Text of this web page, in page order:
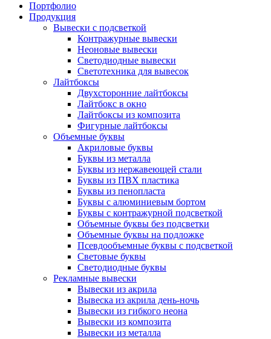
Портфолио
Продукция
Вывески с подсветкой
Контражурные вывески
Неоновые вывески
Светодиодные вывески
Светотехника для вывесок
Лайтбоксы
Двухсторонние лайтбоксы
Лайтбокс в окно
Лайтбоксы из композита
Фигурные лайтбоксы
Объемные буквы
Акриловые буквы
Буквы из металла
Буквы из нержавеющей стали
Буквы из ПВХ пластика
Буквы из пенопласта
Буквы с алюминиевым бортом
Буквы с контражурной подсветкой
Объемные буквы без подсветки
Объемные буквы на подложке
Псевдообъемные буквы с подсветкой
Световые буквы
Светодиодные буквы
Рекламные вывески
Вывески из акрила
Вывеска из акрила день-ночь
Вывески из гибкого неона
Вывески из композита
Вывески из металла